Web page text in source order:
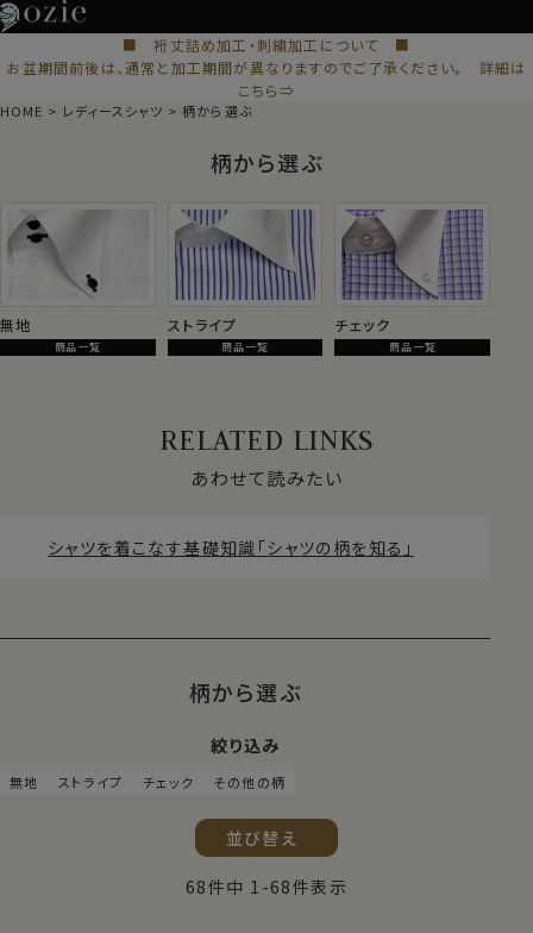
■ 裄丈詰め加工・刺繍加工について ■
お盆期間前後は、通常と加工期間が異なりますのでご了承ください。 詳細は
こちら⇒
HOME レディースシャツ 柄から選ぶ
柄から選ぶ
無地
商品一覧
ストライプ
商品一覧
チェック
商品一覧
RELATED LINKS
あわせて読みたい
シャツを着こなす基礎知識「シャツの柄を知る」
柄から選ぶ
絞り込み
無地 ストライプ チェック その他の柄
並び替え
68件中 1 -68件表示